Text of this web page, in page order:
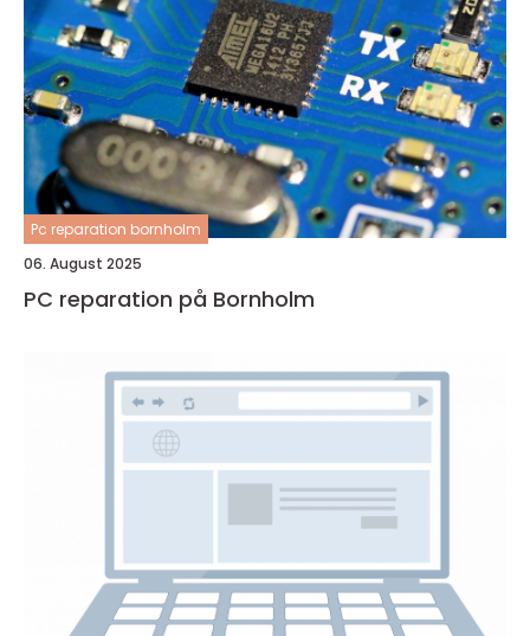
Pc reparation bornholm
06. August 2025
PC reparation på Bornholm